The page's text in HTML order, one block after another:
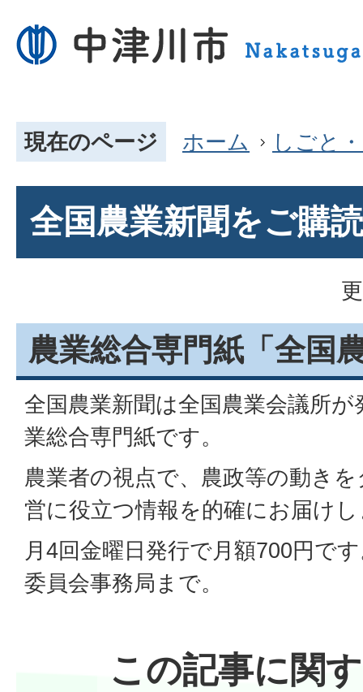
現在のページ ホーム しごと
全国農業新聞をご購
農業総合専門紙「全国
全国農業新聞は全国農業会議所
業総合専門紙です。
農業者の視点で、農政等の動き
営に役立つ情報を的確にお届け
月4回金曜日発行で月額700円で
委員会事務局まで。
この記事に関